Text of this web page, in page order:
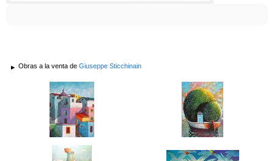
Obras a la venta de Giuseppe Sticchinain